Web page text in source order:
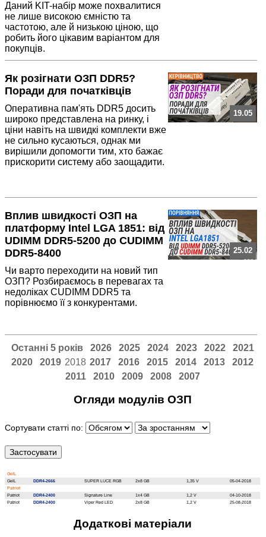
Даний KIT-набір може похвалитися
не лише високою ємністю та
частотою, але й низькою ціною, що
робить його цікавим варіантом для
покупців.
Як розігнати ОЗП DDR5?
Поради для початківців
Оперативна пам'ять DDR5 досить
широко представлена на ринку, і
ціни навіть на швидкі комплекти вже
не сильно кусаються, однак ми
вирішили допомогти тим, хто бажає
прискорити систему або заощадити.
19.05
Вплив швидкості ОЗП на
платформу Intel LGA 1851: від
UDIMM DDR5-5200 до CUDIMM
DDR5-8400
Чи варто переходити на новий тип
ОЗП? Розбираємось в перевагах та
недоліках CUDIMM DDR5 та
порівнюємо її з конкурентами.
25.02
Останні 5 років 2026 2025 2024 2023 2022
2021
2020
2019 2018 2017 2016 2015 2014 2013
2012
2011
2010 2009 2008 2007
Огляди модулів ОЗП
Сортувати статті по:
GeIL
GeIL
DDR4-2666 SUPER LUCE RGB 2x8 GB 1,35 V
05-04-2018
Patriot
Patriot
DDR4-2400 Signature Line 1x4 GB 1,2 V
04-10-2018
Patriot
DDR4-2400 Viper Red LED 2x8 GB 1,2 V 25-08-2018
Додатковi матерiали